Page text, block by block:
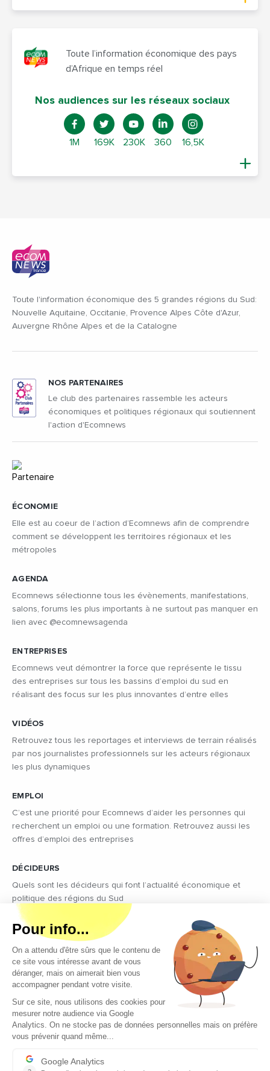
Toute l’information économique des pays
d’Afrique en temps réel
Nos audiences sur les réseaux sociaux
1M 169K 230K 360 16,5K
Toute l'information économique des 5 grandes régions du Sud:
Nouvelle Aquitaine, Occitanie, Provence Alpes Côte d'Azur,
Auvergne Rhône Alpes et de la Catalogne
ÉCONOMIE
Elle est au coeur de l’action d’Ecomnews afin de comprendre
comment se développent les territoires régionaux et les
métropoles
AGENDA
Ecomnews sélectionne tous les évènements, manifestations,
salons, forums les plus importants à ne surtout pas manquer en
lien avec @ecomnewsagenda
ENTREPRISES
Ecomnews veut démontrer la force que représente le tissu
des entreprises sur tous les bassins d’emploi du sud en
réalisant des focus sur les plus innovantes d’entre elles
VIDÉOS
Retrouvez tous les reportages et interviews de terrain réalisés
par nos journalistes professionnels sur les acteurs régionaux
les plus dynamiques
EMPLOI
C’est une priorité pour Ecomnews d’aider les personnes qui
recherchent un emploi ou une formation. Retrouvez aussi les
offres d’emploi des entreprises
DÉCIDEURS
Quels sont les décideurs qui font l’actualité économique et
politique des régions du Sud
NOS PARTENAIRES
Le club des partenaires rassemble les acteurs
économiques et politiques régionaux qui soutiennent
l'action d'Ecomnews
Copyright © 2026 - Tous droits réservés
Qui sommes-nous ?
Contact
Conditions générales d’utilisation